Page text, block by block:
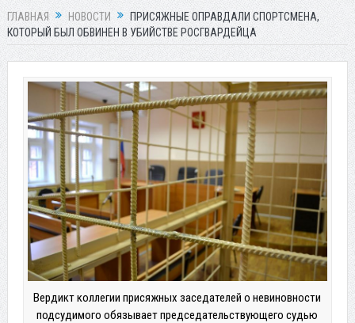
ГЛАВНАЯ НОВОСТИ
ПРИСЯЖНЫЕ ОПРАВДАЛИ СПОРТСМЕНА,
КОТОРЫЙ БЫЛ ОБВИНЕН В УБИЙСТВЕ РОСГВАРДЕЙЦА
Вердикт коллегии присяжных заседателей о невиновности
подсудимого обязывает председательствующего судью